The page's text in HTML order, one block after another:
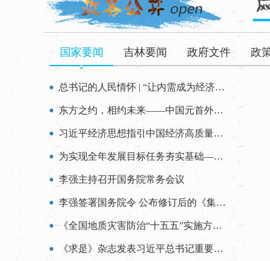
长白县公安局交通管理大队：锚定“
国家要闻 吉林要闻 政府文件 政
总书记的人民情怀 | “让内需成为经济发...
东方之约，相约未来——中国元首外交的世界...
习近平经济思想指引中国经济高质量发展行稳...
为实现全年发展目标任务夯实基础——习近平...
李强主持召开国务院常务会议
李强签署国务院令 公布修订后的《集成电路...
《全国地质灾害防治“十五五”实施方案》公...
《求是》杂志发表习近平总书记重要文章《加...